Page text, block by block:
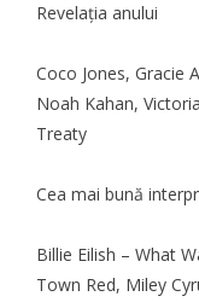
Revelaţia anului
Coco Jones, Gracie
Noah Kahan,
Treaty
Cea mai bună
Billie Eilish – What
Town Red, Miley